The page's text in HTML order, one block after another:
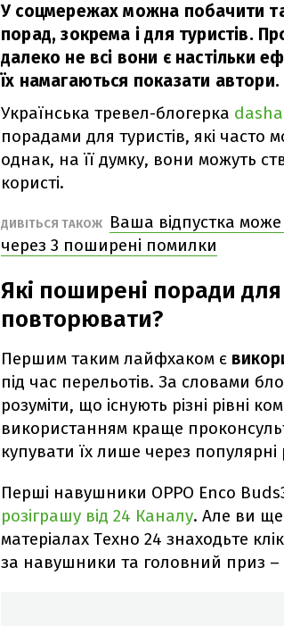
У соцмережах можна побачити та
порад, зокрема і для туристів.
далеко не всі вони є настільки
їх намагаються показати автори.
Українська тревел-блогерка
порадами для туристів, які часто
однак, на її думку, вони можуть
користі.
ДИВІТЬСЯ ТАКОЖ
Ваша відпустка
через 3 поширені помилки
Які поширені поради
повторювати?
Першим таким лайфхаком є
під час перельотів. За словами
розуміти, що існують різні рівні
використанням краще
купувати їх лише через популярні
Перші навушники OPPO Enco
розіграшу від 24 Каналу. Але ви ще
матеріалах Техно 24 знаходьте
за навушники та головний приз –